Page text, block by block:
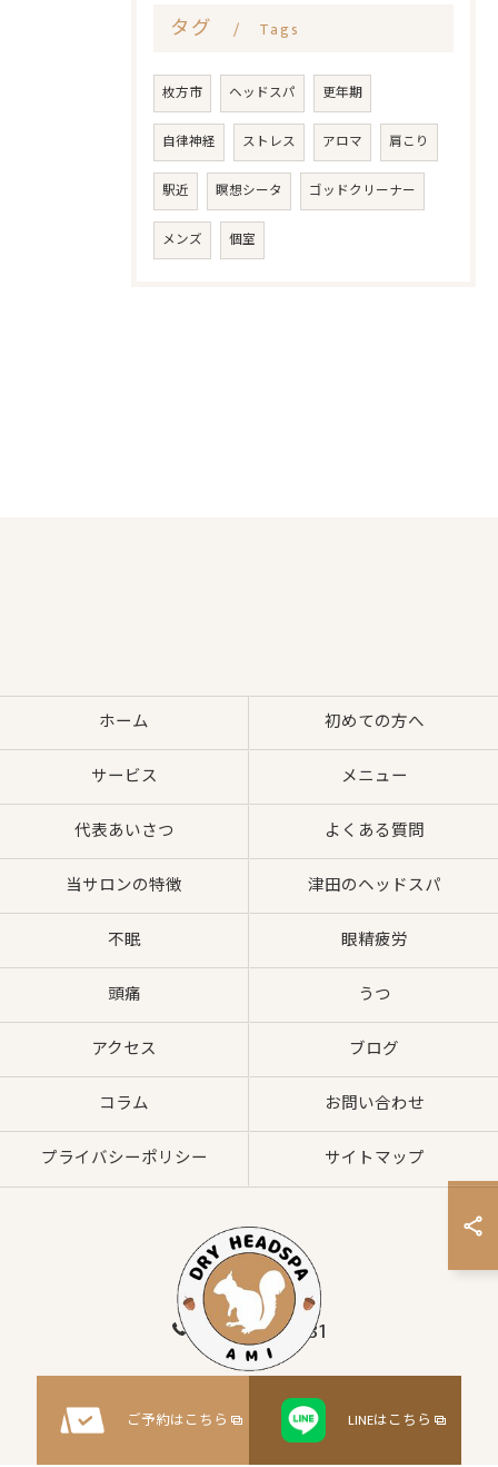
タグ Tags
枚方市 ヘッドスパ 更年期
自律神経 ストレス アロマ 肩こり
駅近 瞑想シータ ゴッドクリーナー
メンズ 個室
080-8547-2881
ご予約はこちら LINEはこちら
ホーム 初めての方へ
サービス メニュー
代表あいさつ よくある質問
当サロンの特徴 津田のヘッドスパ
不眠 眼精疲労
頭痛 うつ
アクセス ブログ
コラム お問い合わせ
プライバシーポリシー サイトマップ
© 2026 大阪府枚方市のヘッドスパならドライヘッドスパサロンAMI ALL RIGHTS